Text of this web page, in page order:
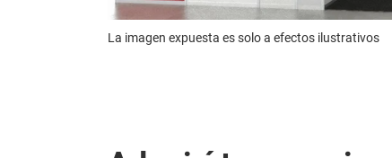
La imagen expuesta es solo a efectos ilustrativos